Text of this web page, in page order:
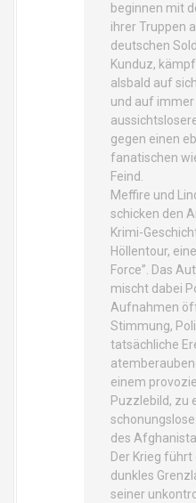
beginnen mit
ihrer Truppen
deutschen
Kunduz,
alsbald auf
und auf immer
gegen einen
fanatischen
Feind.
Meffire und
schicken den
Krimi-
Höllentour,
Force”. Das
mischt dabei
Aufnahmen
Stimmung,
tatsächliche
einem
Puzzlebild, zu
des
Der Krieg
dunkles
seiner